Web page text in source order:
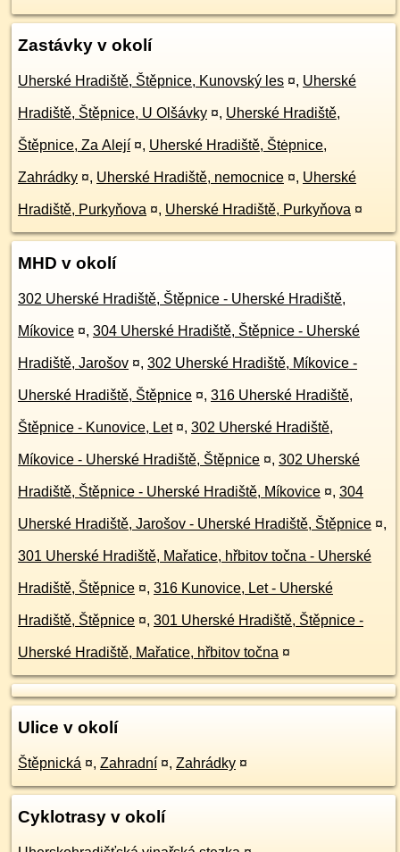
Zastávky v okolí
Uherské Hradiště, Štěpnice, Kunovský les ¤, Uherské
Hradiště, Štěpnice, U Olšávky ¤, Uherské Hradiště,
Štěpnice, Za Alejí ¤, Uherské Hradiště, Štėpnice,
Zahrádky ¤, Uherské Hradiště, nemocnice ¤, Uherské
Hradiště, Purkyňova ¤, Uherské Hradiště, Purkyňova ¤
MHD v okolí
302 Uherské Hradiště, Štěpnice - Uherské Hradiště,
Míkovice ¤, 304 Uherské Hradiště, Štěpnice - Uherské
Hradiště, Jarošov ¤, 302 Uherské Hradiště, Míkovice -
Uherské Hradiště, Štěpnice ¤, 316 Uherské Hradiště,
Štěpnice - Kunovice, Let ¤, 302 Uherské Hradiště,
Míkovice - Uherské Hradiště, Štěpnice ¤, 302 Uherské
Hradiště, Štěpnice - Uherské Hradiště, Míkovice ¤, 304
Uherské Hradiště, Jarošov - Uherské Hradiště, Štěpnice ¤,
301 Uherské Hradiště, Mařatice, hřbitov točna - Uherské
Hradiště, Štěpnice ¤, 316 Kunovice, Let - Uherské
Hradiště, Štěpnice ¤, 301 Uherské Hradiště, Štěpnice -
Uherské Hradiště, Mařatice, hřbitov točna ¤
Ulice v okolí
Štěpnická ¤, Zahradní ¤, Zahrádky ¤
Cyklotrasy v okolí